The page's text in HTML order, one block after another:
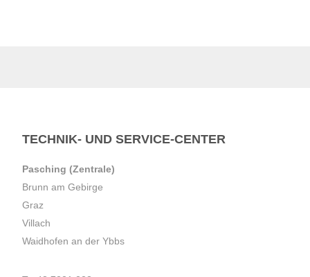
TECHNIK- UND SERVICE-CENTER
Pasching (Zentrale)
Brunn am Gebirge
Graz
Villach
Waidhofen an der Ybbs